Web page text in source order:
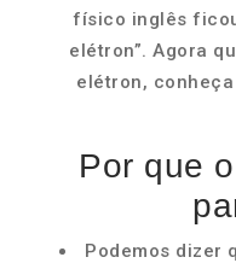
físico inglês
elétron”. Agora
elétron,
Por que
Podemos dizer